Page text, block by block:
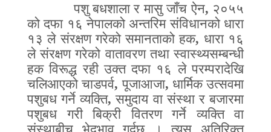
पशु बधशाला र मासु जाँच ऐन, २०५५
को दफा १६ नेपालको अन्तरिम संविधानको धारा
१३ ले संरक्षण गरेको समानताकोहक, धारा १६
ले संरक्षण गरेको वातावरण तथा स्वास्थ्यसम्बन्धी
हक विरूद्ध रही उक्त दफा १६ ले परम्परादेखि
चलिआएको चाडपर्व,पूजाआजा, धार्मिक उत्सवमा
पशुबध गर्ने व्यक्ति,समुदाय वा संस्था र बजारमा
पशुबध गरी बिक्री वितरण गर्ने व्यक्ति वा